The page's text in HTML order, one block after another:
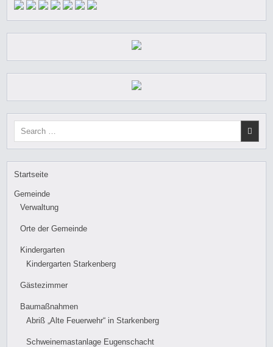
Search
Startseite
Gemeinde
Verwaltung
Orte der Gemeinde
Kindergarten
Kindergarten Starkenberg
Gästezimmer
Baumaßnahmen
Abriß „Alte Feuerwehr“ in Starkenberg
Schweinemastanlage Eugenschacht